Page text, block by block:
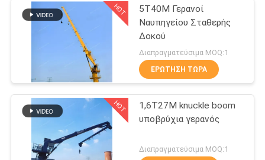
VR
ΣΧΕΤΙΚΆ
γερανών
Μηχανικός κάδος
αρπαγών
49
HOT
5T40M Γερανοί
Ναυπηγείου Σταθερής
Δοκού
Διαπραγματεύσιμα MOQ:1
ΕΡΏΤΗΣΗ ΤΏΡΑ
HOT
1,6T27M knuckle boom
υποβρύχια γερανός
Διαπραγματεύσιμα MOQ:1